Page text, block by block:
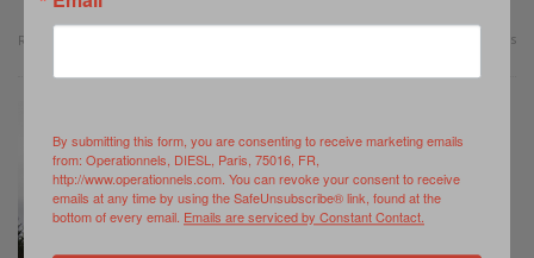
Read more 0 Comments
By submitting this form, you are consenting to receive marketing emails
from: Operationnels, DIESL, Paris, 75016, FR,
http://www.operationnels.com. You can revoke your consent to receive
emails at any time by using the SafeUnsubscribe® link, found at the
bottom of every email. Emails are serviced by Constant Contact.